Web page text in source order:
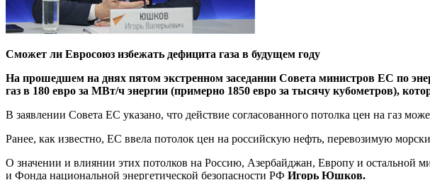
Сможет ли Евросоюз избежать дефицита газа в будущем году
На прошедшем на днях пятом экстренном заседании Совета министров ЕС по
газ в 180 евро за МВт/ч энергии (примерно 1850 евро за тысячу кубометров),
В заявлении Совета ЕС указано, что действие согласованного потолка цен на газ
Ранее, как известно, ЕС ввела потолок цен на российскую нефть, перевозимую
О значении и влиянии этих потолков на Россию, Азербайджан, Европу и остальной
и Фонда национальной энергетической безопасности РФ Игорь Юшков.